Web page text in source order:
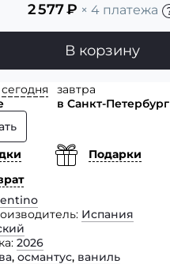
2 577₽ × 4 платежа
В корзину
сегодня
завтра
в Санкт-Петербург
Подарки
Испания
2026
, османтус, ваниль